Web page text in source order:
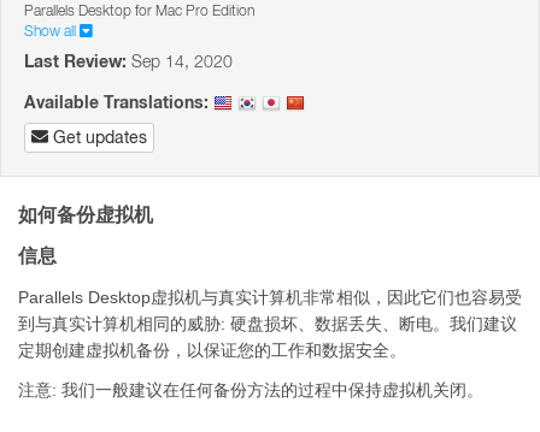
Parallels Desktop for Mac Pro Edition
Show all
Last Review: Sep 14, 2020
Available Translations:
Get updates
如何备份虚拟机
信息
Parallels Desktop虚拟机与真实计算机非常相似，因此它们也容易受
到与真实计算机相同的威胁: 硬盘损坏、数据丢失、断电。我们建议
定期创建虚拟机备份，以保证您的工作和数据安全。
注意: 我们一般建议在任何备份方法的过程中保持虚拟机关闭。